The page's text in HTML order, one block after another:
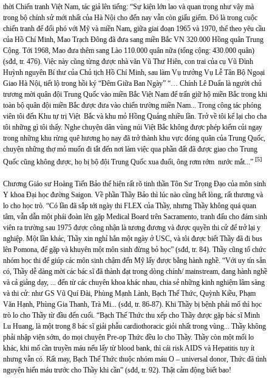
thời Chiến tranh Việt Nam, tác giả lên tiếng: “Sự kiện lớn lao và quan trọng như vậy mà
trong bộ chính sử mới nhất của Hà Nội cho đến nay vẫn còn giấu giếm. Đó là trong cuộc
chiến tranh để đối phó với Mỹ và miền Nam, giữa giai đoạn 1965 và 1970, thể theo yêu cầu
của Hồ Chí Minh, Mao Trạch Đông đã đưa sang miền Bắc VN 320.000 Hồng quân Trung
Cộng. Tới 1968, Mao đưa thêm sang Lào 110.000 quân nữa (tổng cộng: 430.000 quân)
(sđd, tr. 476). Việc này cũng từng được nhà văn Vũ Thư Hiên, con trai của cụ Vũ Đình
Huỳnh nguyên Bí thư của Chủ tịch Hồ Chí Minh, sau làm Vụ trưởng Vụ Lễ Tân Bộ Ngoại
Giao Hà Nội, tiết lộ trong hồi ký “Đêm Giữa Ban Ngày” “… Chính Lê Duẩn là người chủ
trương mời quân đội Trung Quốc vào miền Bắc Việt Nam để trấn giữ hộ miền Bắc trong khi
toàn bộ quân đội miền Bắc được đưa vào chiến trường miền Nam... Trong công tác phóng
viên tôi đến Khu tự trị Việt Bắc và khu mỏ Hồng Quảng nhiều lần. Trở về tôi kể lại cho cha
tôi những gì tôi thấy. Nghe chuyện dân vùng núi Việt Bắc không được phép kiếm củi ngay
trong những khu rừng quê hương họ nay đã trở thành khu vực đóng quân của Trung Quốc,
chuyện những thợ mỏ muốn đi tắt đến nơi làm việc qua phần đất đã được giao cho Trung
Quốc cũng không được, họ bị bộ đội Trung Quốc xua đuổi, ông rơm rớm nước mắt...” [5]
Chương Giáo sư Hoàng Tiến Bảo thể hiện rất rõ tinh thần Tôn Sư Trọng Đạo của môn sinh
Y khoa Đại học đường Saigon. Về phần Thầy Bảo thì lúc nào cũng hết lòng, rất thương và
lo cho học trò. “Có lần đã sắp tới ngày thi FLEX của Thầy, nhưng Thầy không quá quan
tâm, vẫn dẫn một phái đoàn lên gặp Medical Board trên Sacramento, tranh đấu cho đám sinh
viên ra trường sau 1975 được công nhận là tương đương và được quyền thi cử để trở lại y
nghiệp. Một lần khác, Thầy xin nghỉ hẳn một ngày ở USC, và tôi được biết Thầy đã đi bus
lên Pomona, để gặp và khuyên một môn sinh đừng bỏ học” (sđd, tr. 84). Thầy cũng tổ chức
nhóm học thi để giúp các môn sinh chậm đến Mỹ lấy được bằng hành nghề. “Với uy tín sẵn
có, Thầy dễ dàng mời các bác sĩ đã thành đạt trong dòng chính/ mainstream, đang hành nghề
và cả giảng dạy, ... đến từ các chuyên khoa khác nhau, chia sẻ những kinh nghiệm lâm sàng
và thi cử: như GS Vũ Quí Đài, Phùng Mạnh Lành, Bạch Thế Thức, Quỳnh Kiều, Phạm
Văn Hạnh, Phùng Gia Thanh, Trà Mi... (sđd, tr. 86-87). Khi Thầy bị bệnh phải mổ thì học
trò lo cho Thầy từ đầu đến cuối. “Bạch Thế Thức thu xếp cho Thầy được gặp bác sĩ Minh
Lu Huang, là một trong 8 bác sĩ giải phẫu cardiothoracic giỏi nhất trong vùng... Thầy không
phải nhập viện sớm, do mọi chuyện Pre-op Thức đều lo cho Thầy. Thầy còn một mối lo
khác, khi mổ cần truyền máu nếu lấy từ blood bank, thì cái risk AIDS và Hepatitis tuy ít
nhưng vẫn có. Rất may, Bạch Thế Thức thuộc nhóm máu O – universal donor, Thức đã tình
nguyện hiến máu trước cho Thầy khi cần” (sđd, tr. 92). Thật cảm động biết bao!